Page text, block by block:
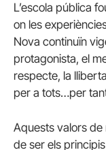
L’escola pública
on les
Nova continuïn
protagonista, el
respecte, la
per a tots…per
Aquests valors
de ser els